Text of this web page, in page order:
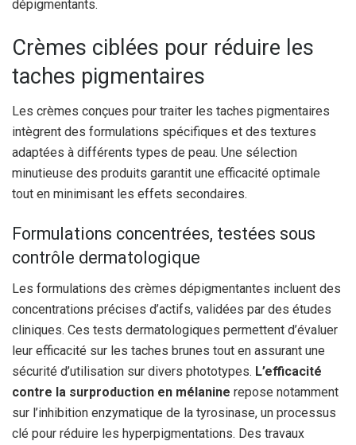
dépigmentants.
Crèmes ciblées pour réduire les
taches pigmentaires
Les crèmes conçues pour traiter les taches pigmentaires
intègrent des formulations spécifiques et des textures
adaptées à différents types de peau. Une sélection
minutieuse des produits garantit une efficacité optimale
tout en minimisant les effets secondaires.
Formulations concentrées, testées sous
contrôle dermatologique
Les formulations des crèmes dépigmentantes incluent des
concentrations précises d’actifs, validées par des études
cliniques. Ces tests dermatologiques permettent d’évaluer
leur efficacité sur les taches brunes tout en assurant une
sécurité d’utilisation sur divers phototypes. L’efficacité
contre la surproduction en mélanine repose notamment
sur l’inhibition enzymatique de la tyrosinase, un processus
clé pour réduire les hyperpigmentations. Des travaux